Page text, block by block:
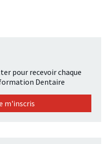
pour recevoir chaque
Dentaire
m'inscris